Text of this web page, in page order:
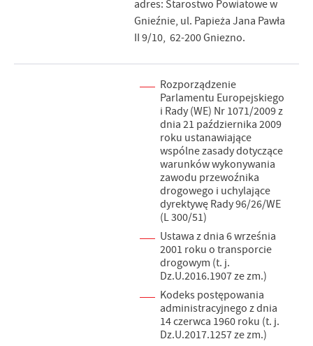
adres: Starostwo Powiatowe w
Gnieźnie, ul. Papieża Jana Pawła
II 9/10, 62-200 Gniezno.
Rozporządzenie
Parlamentu Europejskiego
i Rady (WE) Nr 1071/2009 z
dnia 21 października 2009
roku ustanawiające
wspólne zasady dotyczące
warunków wykonywania
zawodu przewoźnika
drogowego i uchylające
dyrektywę Rady 96/26/WE
(L 300/51)
Ustawa z dnia 6 września
2001 roku o transporcie
drogowym (t. j.
Dz.U.2016.1907 ze zm.)
Kodeks postępowania
administracyjnego z dnia
14 czerwca 1960 roku (t. j.
Dz.U.2017.1257 ze zm.)